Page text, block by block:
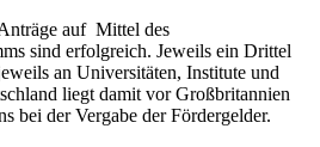
auf Mittel des
sind erfolgreich. Jeweils ein Drittel
an Universitäten, Institute und
liegt damit vor Großbritannien
bei der Vergabe der Fördergelder.